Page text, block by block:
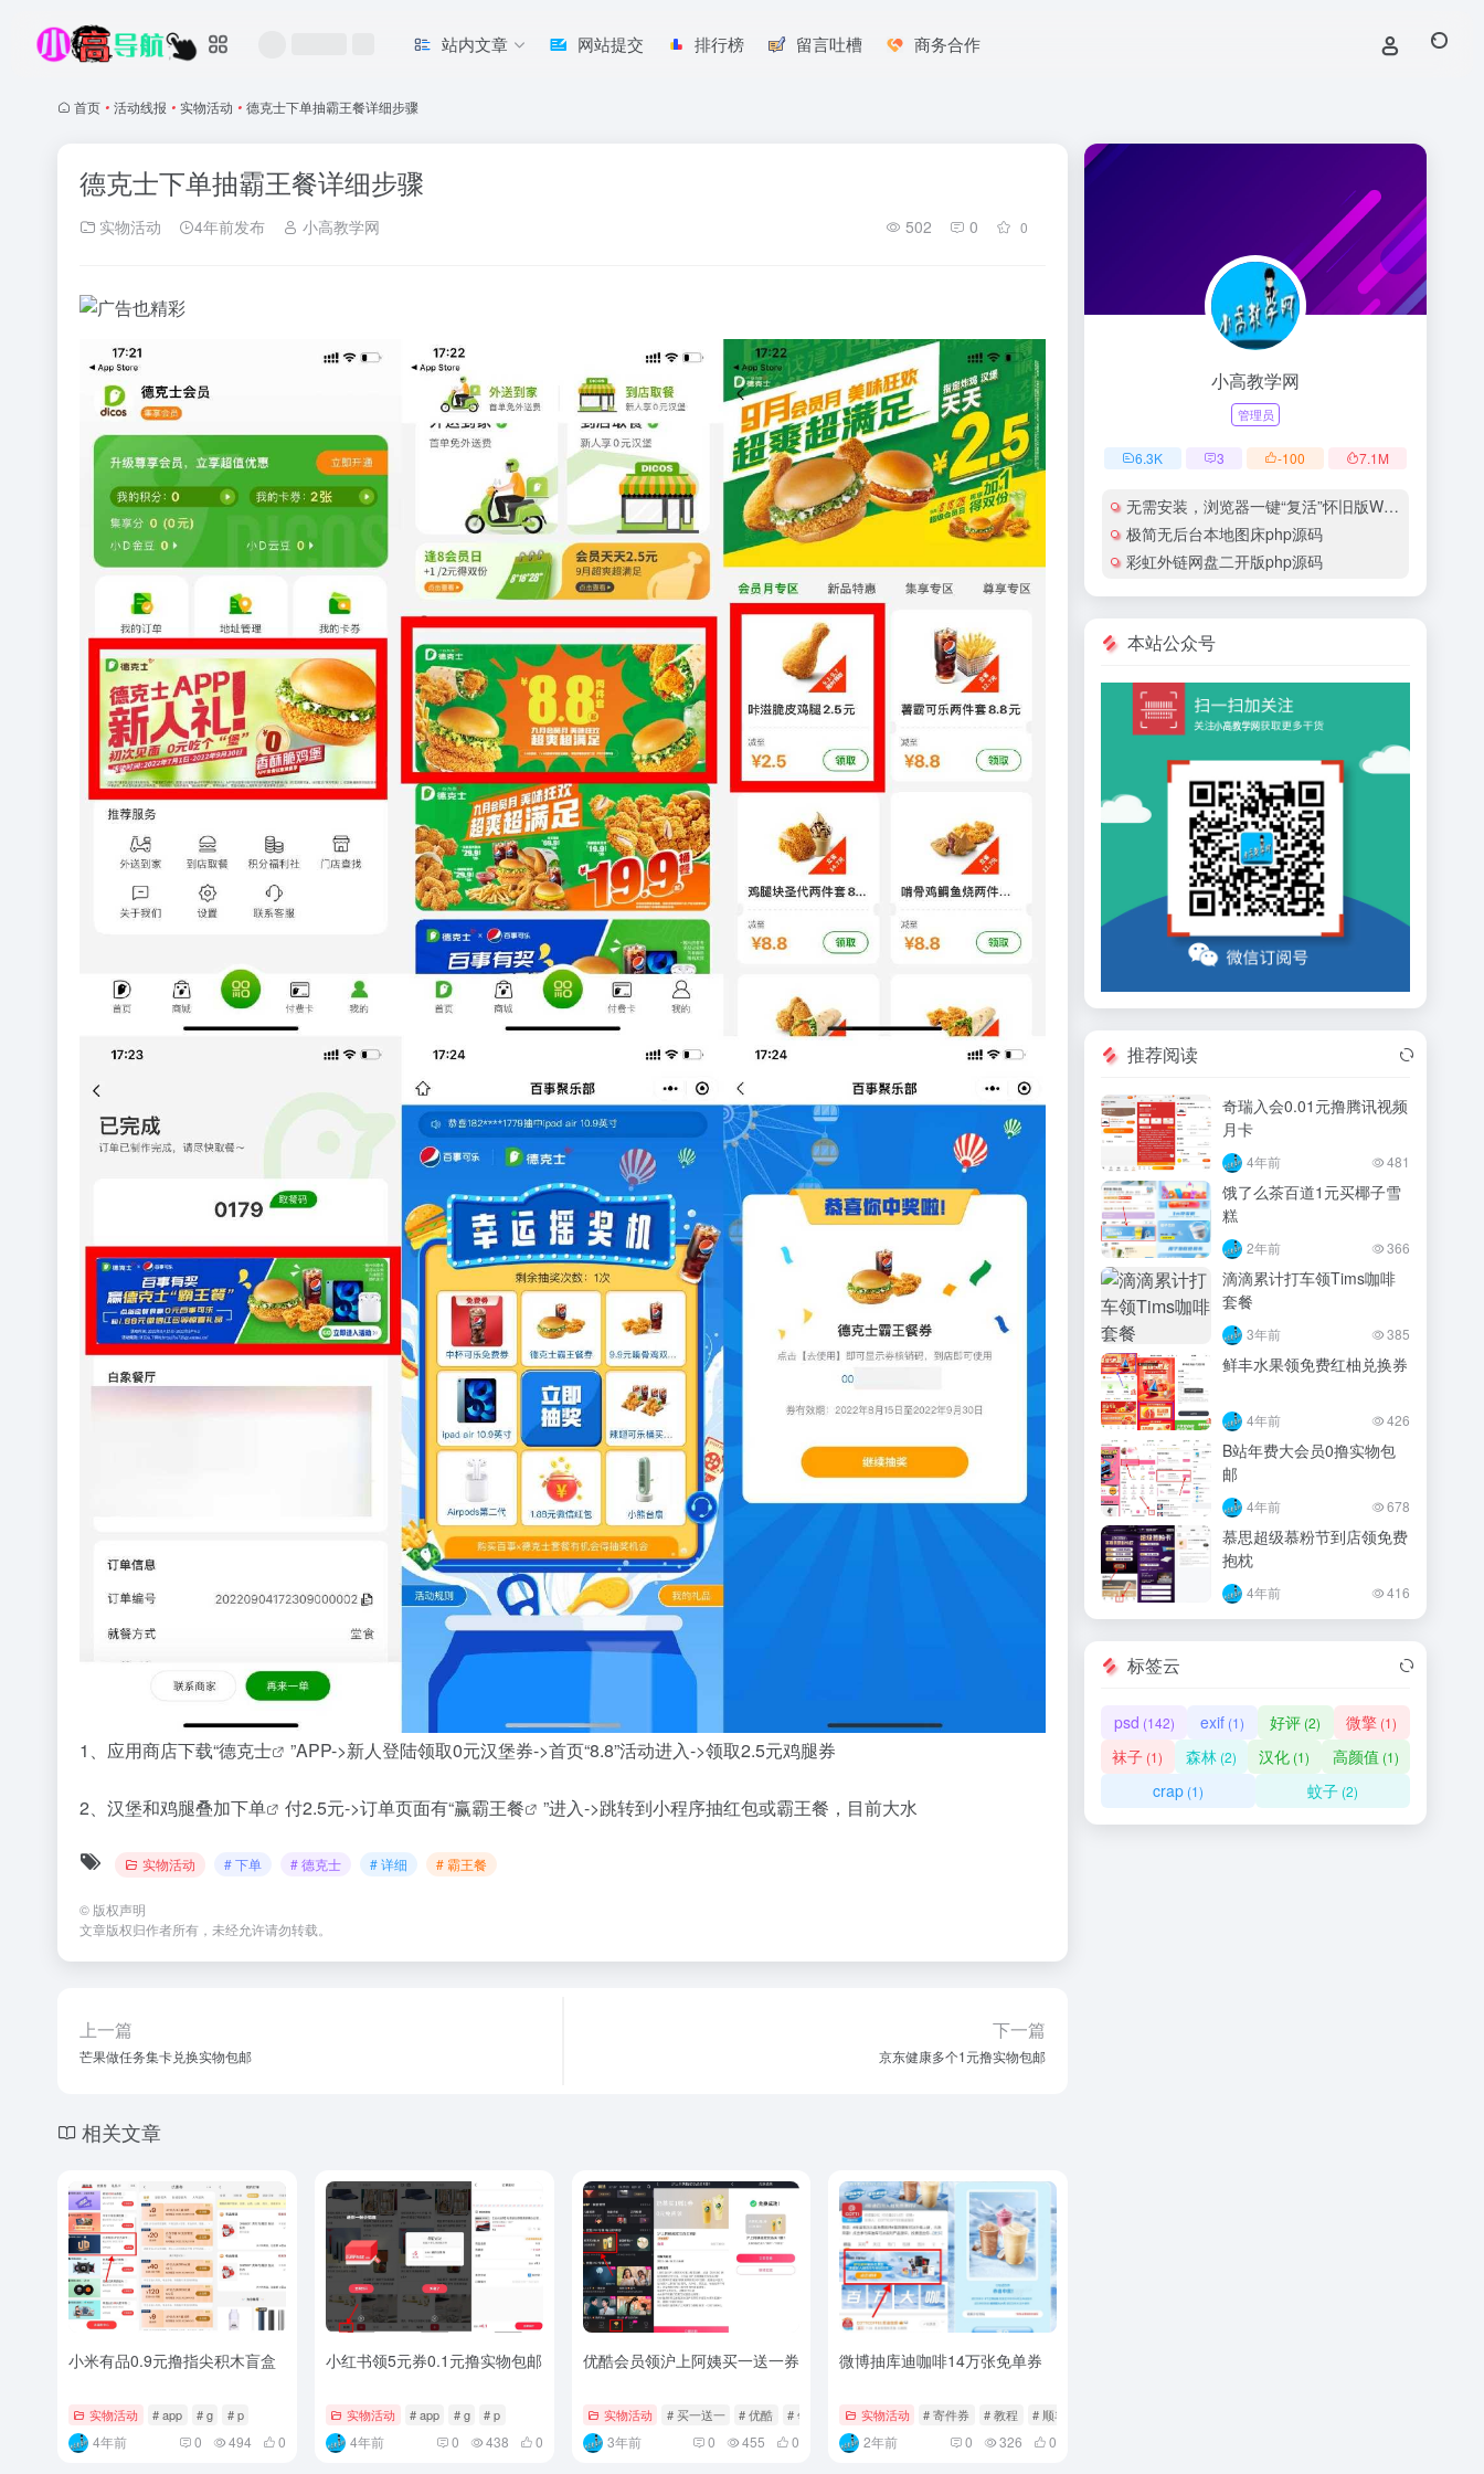
站内文章 网站提交 排行榜 留言吐槽 商务合作
首页 • 活动线报 • 实物活动 • 德克士下单抽霸王餐详细步骤
德克士下单抽霸王餐详细步骤
实物活动 4年前发布 小高教学网 502 0 0
1、应用商店下载“德克士 ”APP->新人登陆领取0元汉堡券->首页“8.8”活动进入->领取2.5元鸡腿券
2、汉堡和鸡腿叠加下单 付2.5元->订单页面有“赢霸王餐 ”进入->跳转到小程序抽红包或霸王餐，目前大水
实物活动 # 下单 # 德克士 # 详细 # 霸王餐
© 版权声明
文章版权归作者所有，未经允许请勿转载。
上一篇
芒果做任务集卡兑换实物包邮
下一篇
京东健康多个1元撸实物包邮
相关文章
小米有品0.9元撸指尖积木盲盒
实物活动 # app # g # p
4年前 0 494 0
小红书领5元券0.1元撸实物包邮
实物活动 # app # g # p
4年前 0 438 0
优酷会员领沪上阿姨买一送一券
实物活动 # 买一送一 # 优酷 # 领沪上
3年前 0 455 0
微博抽库迪咖啡14万张免单券
实物活动 # 寄件券 # 教程 # 顺丰
2年前 0 326 0
小高教学网
管理员
6.3K 3 -100 7.1M
无需安装，浏览器一键“复活”怀旧版Windows
极简无后台本地图床php源码
彩虹外链网盘二开版php源码
本站公众号
推荐阅读
奇瑞入会0.01元撸腾讯视频
月卡
4年前 481
饿了么茶百道1元买椰子雪
糕
2年前 366
滴滴累计打车领Tims咖啡
套餐
3年前 385
鲜丰水果领免费红柚兑换券
4年前 426
B站年费大会员0撸实物包
邮
4年前 678
慕思超级慕粉节到店领免费
抱枕
4年前 416
标签云
psd (142) exif(1) 好评 (2) 微擎 (1)
袜子 (1) 森林(2) 汉化 (1) 高颜值 (1)
crap (1) 蚊子 (2)